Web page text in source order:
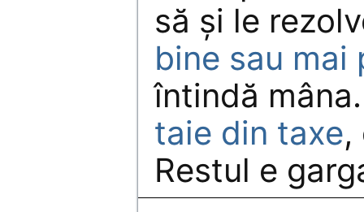
să şi le
bine sau mai
întindă
taie din taxe,
Restul e